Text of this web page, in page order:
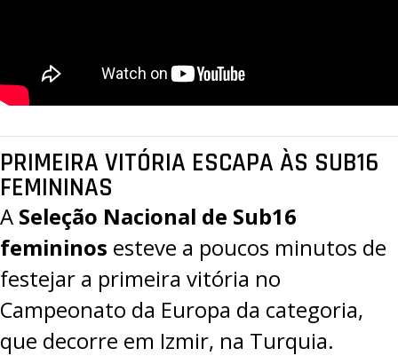
PRIMEIRA VITÓRIA ESCAPA ÀS SUB16
FEMININAS
A Seleção Nacional de Sub16
femininos esteve a poucos minutos de
festejar a primeira vitória no
Campeonato da Europa da categoria,
que decorre em Izmir, na Turquia.